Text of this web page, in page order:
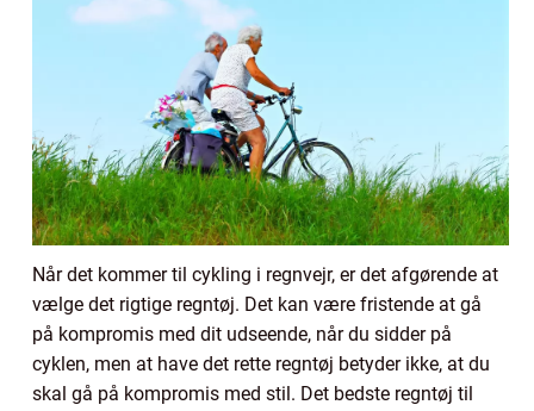
Når det kommer til cykling i regnvejr, er det afgørende at
vælge det rigtige regntøj. Det kan være fristende at gå
på kompromis med dit udseende, når du sidder på
cyklen, men at have det rette regntøj betyder ikke, at du
skal gå på kompromis med stil. Det bedste regntøj til